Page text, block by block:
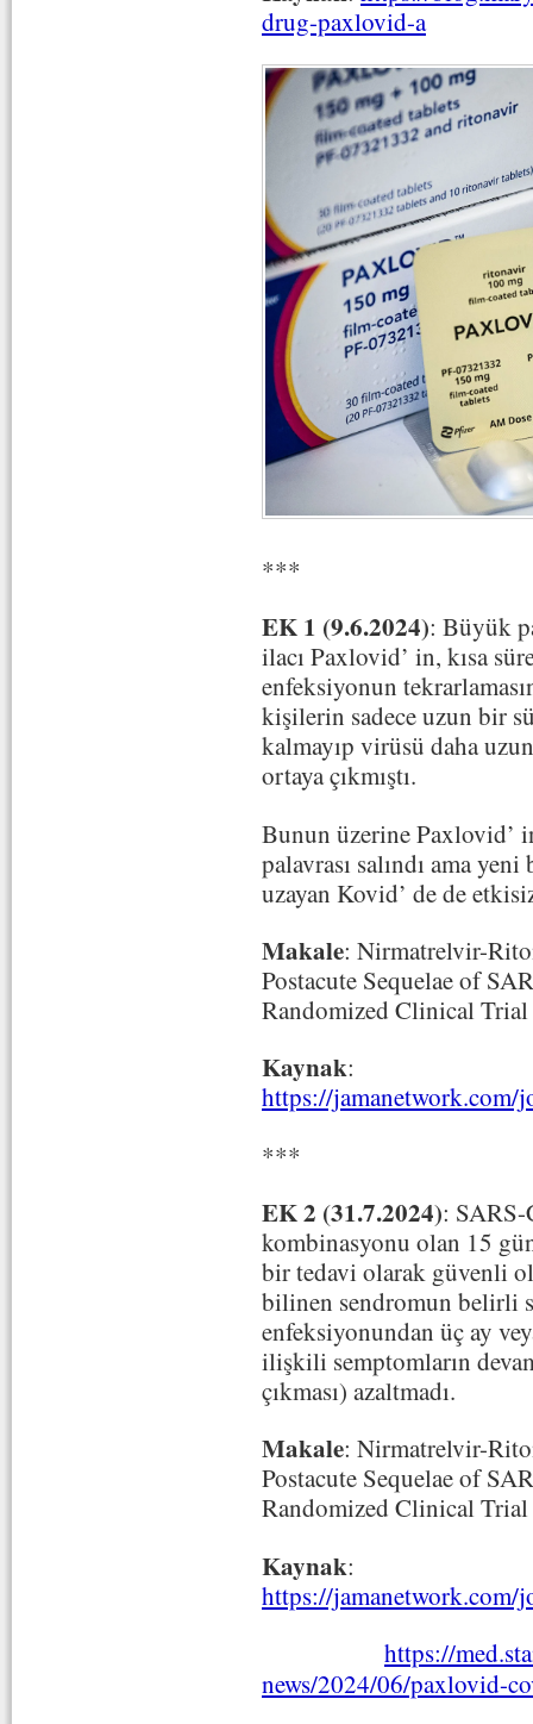
drug-paxlovid-a
***
EK 1 (9.6.2024): Büyük
ilacı Paxlovid’ in, kısa
enfeksiyonun
kişilerin sadece uzun bir
kalmayıp virüsü daha
ortaya çıkmıştı.
Bunun üzerine Paxlovid’
palavrası salındı ama
uzayan Kovid’ de de
Makale: Nirmatrelvir-
Postacute Sequelae of
Randomized Clinical Trial
Kaynak:
https://
***
EK 2 (31.7.2024):
kombinasyonu olan 15
bir tedavi olarak güvenli
bilinen sendromun belirli
enfeksiyonundan üç ay
ilişkili semptomların
çıkması) azaltmadı.
Makale: Nirmatrelvir-
Postacute Sequelae of
Randomized Clinical Trial
Kaynak:
https://
https://
news/2024/06/paxlovid-